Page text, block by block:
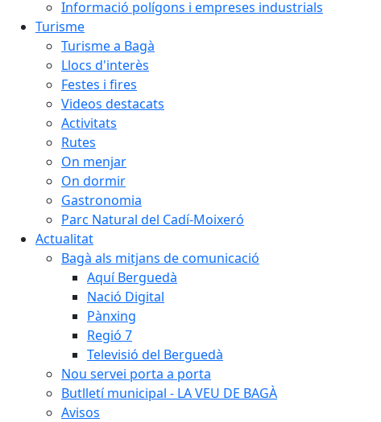
Informació polígons i empreses industrials
Turisme
Turisme a Bagà
Llocs d'interès
Festes i fires
Videos destacats
Activitats
Rutes
On menjar
On dormir
Gastronomia
Parc Natural del Cadí-Moixeró
Actualitat
Bagà als mitjans de comunicació
Aquí Berguedà
Nació Digital
Pànxing
Regió 7
Televisió del Berguedà
Nou servei porta a porta
Butlletí municipal - LA VEU DE BAGÀ
Avisos